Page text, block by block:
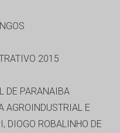
2015
DE PARANAIBA
AGROINDUSTRIAL E
DIOGO ROBALINHO DE